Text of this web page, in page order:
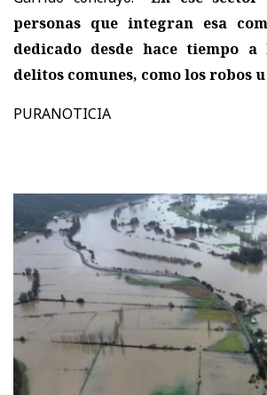
personas que integran esa
dedicado desde hace tiempo
delitos comunes, como los robos
PURANOTICIA